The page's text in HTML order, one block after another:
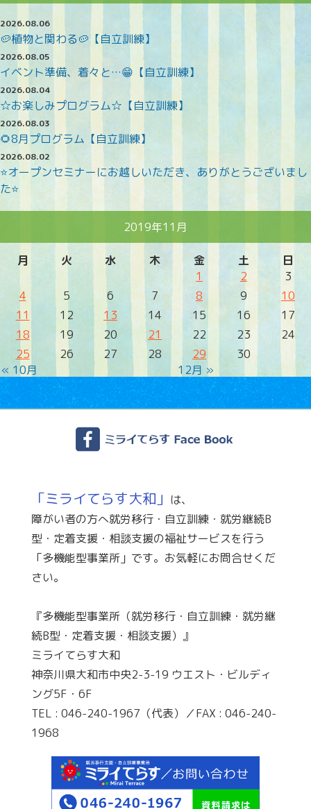
2026.08.06
🥔植物と関わる🥔【自立訓練】
2026.08.05
イベント準備、着々と…😁【自立訓練】
2026.08.04
☆お楽しみプログラム☆【自立訓練】
2026.08.03
🌻8月プログラム【自立訓練】
2026.08.02
⭐オープンセミナーにお越しいただき、ありがとうございまし
た⭐
2019年11月
月 火 水 木 金 土 日
« 10月 12月 »
1 2
3
4
5 6 7 8 9
10
11
12 13 14 15 16
17
18
19 20 21 22 23
24
25
26 27 28 29 30
「ミライてらす大和」 は、
障がい者の方へ就労移行・自立訓練・就労継続B
型・定着支援・相談支援の福祉サービスを行う
「多機能型事業所」です。お気軽にお問合せくだ
さい。
『多機能型事業所（就労移行・自立訓練・就労継
続B型・定着支援・相談支援）』
ミライてらす大和
神奈川県大和市中央2-3-19 ウエスト・ビルディ
ング5F・6F
TEL : 046-240-1967（代表）／FAX : 046-240-
1968